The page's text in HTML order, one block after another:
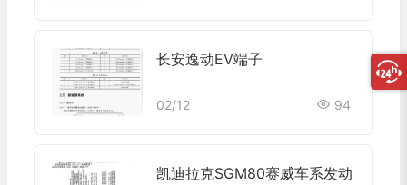
长安逸动EV端子
02/12 94
凯迪拉克SGM80赛威车系发动